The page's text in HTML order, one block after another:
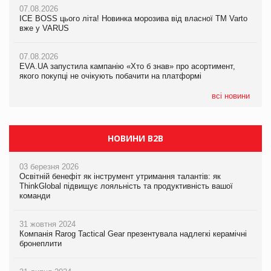
07.08.2026
ICE BOSS цього літа! Новинка морозива від власної ТМ Varto
вже у VARUS
07.08.2026
EVA.UA запустила кампанію «Хто б знав» про асортимент,
якого покупці не очікують побачити на платформі
всі новини
07.08.2026
ICE BOSS цього літа! Новинка морозива від власної ТМ Varto
вже у VARUS
07.08.2026
EVA.UA запустила кампанію «Хто б знав» про асортимент,
якого покупці не очікують побачити на платформі
Продажі Hugo Boss впали на 9%
НОВИНИ B2B
03 березня 2026
Освітній бенефіт як інструмент утримання талантів: як
ThinkGlobal підвищує лояльність та продуктивність вашої
команди
31 жовтня 2024
Компанія Rarog Tactical Gear презентувала надлегкі керамічні
бронеплити